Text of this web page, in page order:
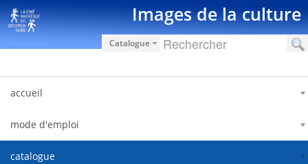
Saut au contenu Images de la culture
Catalogue
accueil
mode d'emploi
catalogue